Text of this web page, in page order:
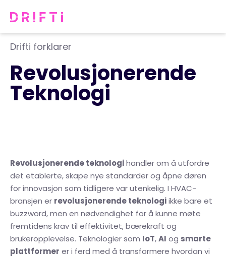
Drifti forklarer
Revolusjonerende
Teknologi
Revolusjonerende teknologihandler om å utfordre
det etablerte, skape nye standarder og åpne døren
for innovasjon som tidligere var utenkelig. I HVAC-
bransjen er revolusjonerende teknologiikke bare et
buzzword, men en nødvendighet for å kunne møte
fremtidens krav til effektivitet, bærekraft og
brukeropplevelse. Teknologier som IoT,AI og smarte
plattformer er i ferd med å transformere hvordan vi